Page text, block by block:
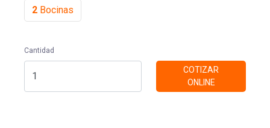
2 Bocinas
Cantidad
COTIZAR
ONLINE